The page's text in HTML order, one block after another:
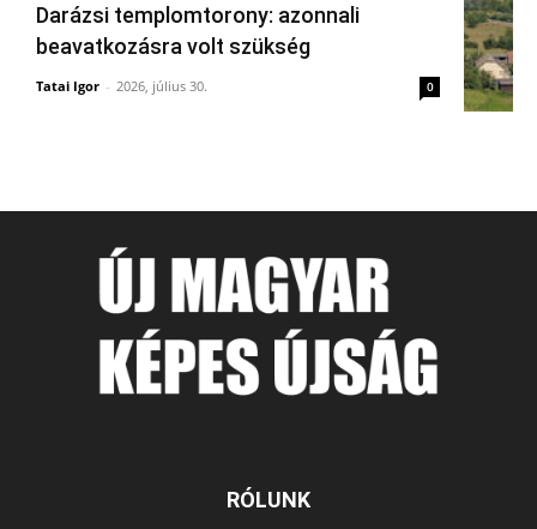
Darázsi templomtorony: azonnali
beavatkozásra volt szükség
Tatai Igor - 2026, július 30. 0
RÓLUNK